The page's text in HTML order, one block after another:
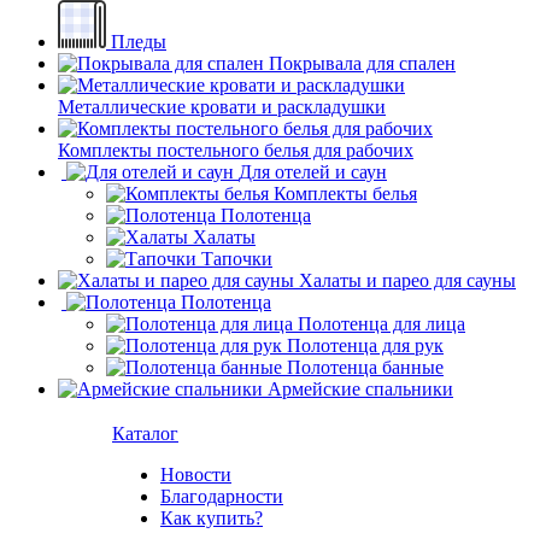
Пледы
Покрывала для спален
Металлические кровати и раскладушки
Комплекты постельного белья для рабочих
Для отелей и саун
Комплекты белья
Полотенца
Халаты
Тапочки
Халаты и парео для сауны
Полотенца
Полотенца для лица
Полотенца для рук
Полотенца банные
Армейские спальники
Каталог
Новости
Благодарности
Как купить?